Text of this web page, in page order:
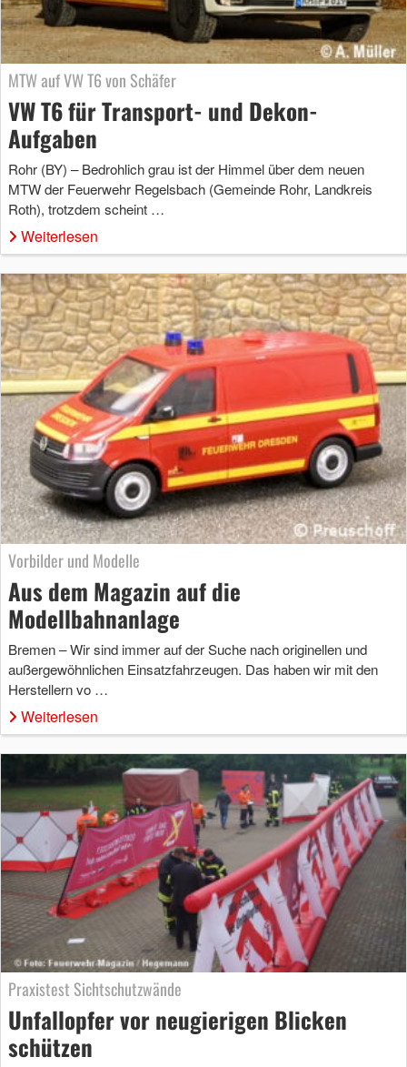
MTW auf VW T6 von Schäfer
VW T6 für Transport- und Dekon-
Aufgaben
Rohr (BY) – Bedrohlich grau ist der Himmel über dem neuen
MTW der Feuerwehr Regelsbach (Gemeinde Rohr, Landkreis
Roth), trotzdem scheint …
Weiterlesen
Vorbilder und Modelle
Aus dem Magazin auf die
Modellbahnanlage
Bremen – Wir sind immer auf der Suche nach originellen und
außergewöhnlichen Einsatzfahrzeugen. Das haben wir mit den
Herstellern vo …
Weiterlesen
Praxistest Sichtschutzwände
Unfallopfer vor neugierigen Blicken
schützen